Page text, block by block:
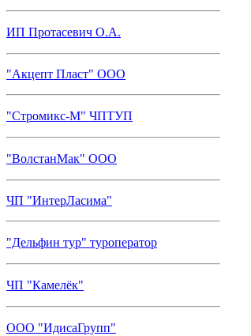
ИП Протасевич О.А.
"Акцепт Пласт" ООО
"Стромикс-М" ЧПТУП
"ВолстанМак" ООО
ЧП "ИнтерЛасима"
"Дельфин тур" туроператор
ЧП "Камелёк"
ООО "ИдисаГрупп"